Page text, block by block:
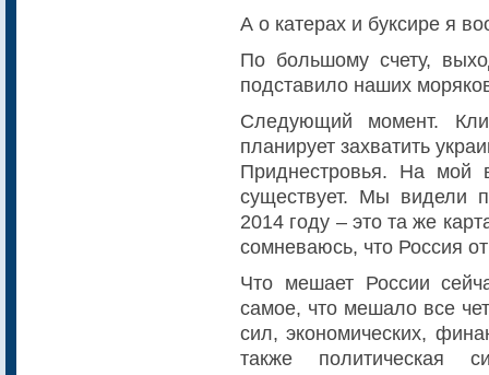
А о катерах и буксире я
По большому счету,
подставило наших
Следующий момент.
планирует захватить
Приднестровья. На мой
существует. Мы видели
2014 году – это та же
сомневаюсь, что Россия
Что мешает России
самое, что мешало все
сил, экономических,
также политическая